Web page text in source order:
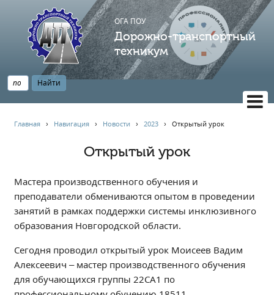
ОГА ПОУ
Дорожно-транспортный
техникум
Профессионалитет
АБИТУРИЕНТУ
Опрос по качеству образования
Новости
Наблюдательный совет
Информация
Независимая оценка качества
Главная › Навигация › Новости ›2023 ›Открытый урок
Открытый урок
Мастера производственного обучения и
преподаватели обмениваются опытом в проведении
занятий в рамках поддержки системы инклюзивного
образования Новгородской области.
Сегодня проводил открытый урок Моисеев Вадим
Алексеевич – мастер производственного обучения
для обучающихся группы 22СА1 по